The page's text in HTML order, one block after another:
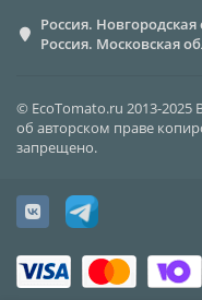
Россия.
Россия. Московская
© EcoTomato.ru 2013-2025
об авторском праве
запрещено.